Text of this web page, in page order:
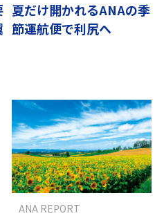
夏だけ開かれるANAの季
節運航便で利尻へ
ANA REPORT